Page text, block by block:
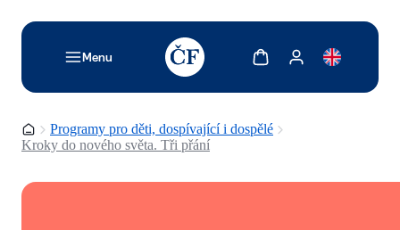
Menu
TODO: Add description for reader
Zobrazit košíkZobrazit můj účet
Domovská stránka
Programy pro děti, dospívající i dospělé
Kroky do nového světa. Tři přání